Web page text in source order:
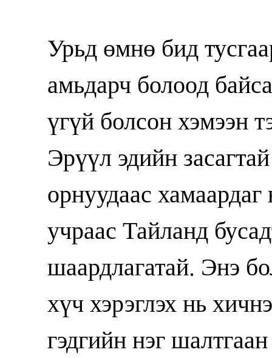
Урьд өмнө бид
амьдарч болоод
үгүй болсон хэмээн
Эрүүл эдийн
орнуудаас
учраас Тайланд
шаардлагатай. Энэ
хүч хэрэглэх нь
гэдгийн нэг